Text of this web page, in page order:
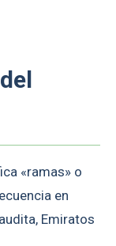
«ramas» o
en
Emiratos